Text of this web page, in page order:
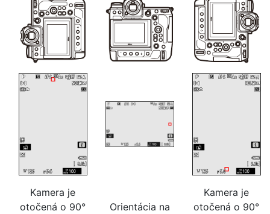
Kamera je
otočená o 90°
Orientácia na
Kamera je
otočená o 90°